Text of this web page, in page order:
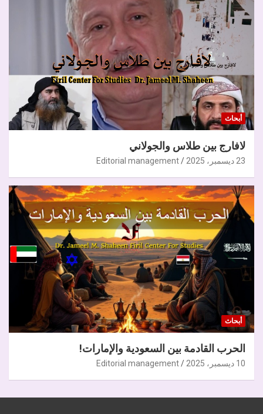
أبحاث
لافارج بين طلاس والجولاني
23 ديسمبر، 2025 Editorial management
أبحاث
الحرب القادمة بين السعودية والإمارات!
10 ديسمبر، 2025 Editorial management